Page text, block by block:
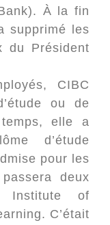
À la fin
supprimé les
du Président
CIBC
ou de
elle a
d’étude
pour les
deux
Institute of
C’était